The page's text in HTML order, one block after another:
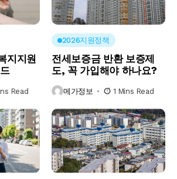
지지원
Read
2026지원정책
전세보증금 반환 보증제
도, 꼭 가입해야 하나요?
메가정보 1 Mins Read